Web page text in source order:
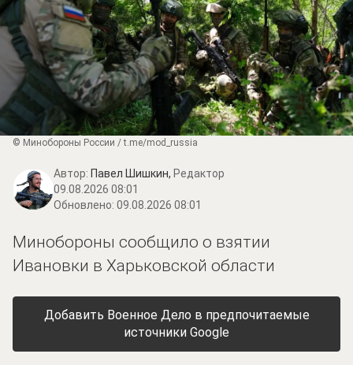
© Минобороны России / t.me/mod_russia
Автор: Павел Шишкин, Редактор
09.08.2026 08:01
Обновлено: 09.08.2026 08:01
Минобороны сообщило о взятии
Ивановки в Харьковской области
Добавить Военное Дело в предпочитаемые
источники Google